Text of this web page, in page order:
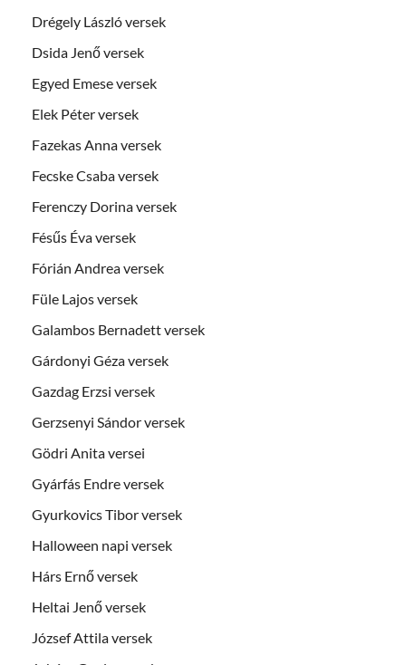
Drégely László versek
Dsida Jenő versek
Egyed Emese versek
Elek Péter versek
Fazekas Anna versek
Fecske Csaba versek
Ferenczy Dorina versek
Fésűs Éva versek
Fórián Andrea versek
Füle Lajos versek
Galambos Bernadett versek
Gárdonyi Géza versek
Gazdag Erzsi versek
Gerzsenyi Sándor versek
Gödri Anita versei
Gyárfás Endre versek
Gyurkovics Tibor versek
Halloween napi versek
Hárs Ernő versek
Heltai Jenő versek
József Attila versek